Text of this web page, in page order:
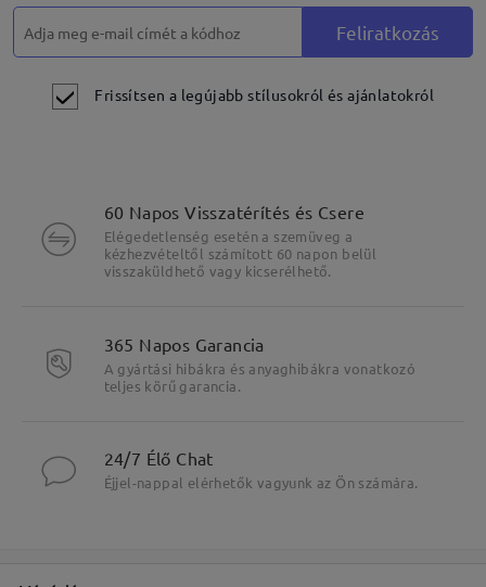
Feliratkozás
Frissítsen a legújabb stílusokról és ajánlatokról
60 Napos Visszatérítés és Csere
Elégedetlenség esetén a szemüveg a
kézhezvételtől számított 60 napon belül
visszaküldhető vagy kicserélhető.
365 Napos Garancia
A gyártási hibákra és anyaghibákra vonatkozó
teljes körű garancia.
24/7 Élő Chat
Éjjel-nappal elérhetők vagyunk az Ön számára.